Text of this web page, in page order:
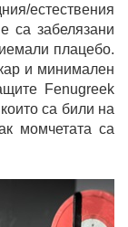
естествения
са забелязани
плацебо.
и минимален
Fenugreek
са били на
момчетата са